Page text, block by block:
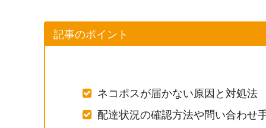
記事のポイント
ネコポスが届かない原因と対処法
配達状況の確認方法や問い合わせ